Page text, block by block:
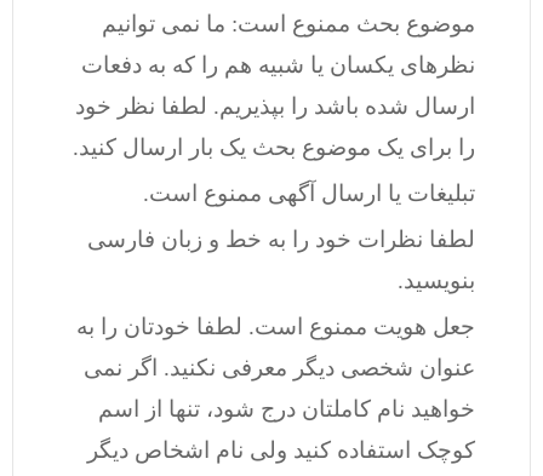
موضوع بحث ممنوع است: ما نمی توانیم
نظرهای یکسان یا شبیه هم را که به دفعات
ارسال شده باشد را بپذیریم. لطفا نظر خود
را برای یک موضوع بحث یک بار ارسال کنید.
تبلیغات یا ارسال آگهی ممنوع است.
لطفا نظرات خود را به خط و زبان فارسی
بنویسید.
جعل هویت ممنوع است. لطفا خودتان را به
عنوان شخصی دیگر معرفی نکنید. اگر نمی
خواهید نام کاملتان درج شود، تنها از اسم
کوچک استفاده کنید ولی نام اشخاص دیگر